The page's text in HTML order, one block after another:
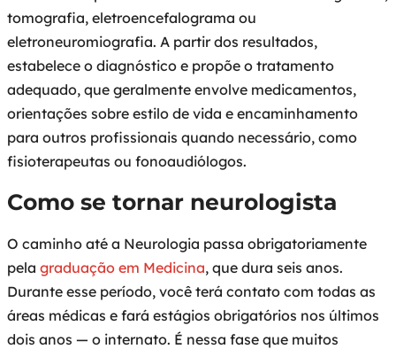
tomografia, eletroencefalograma ou
eletroneuromiografia. A partir dos resultados,
estabelece o diagnóstico e propõe o tratamento
adequado, que geralmente envolve medicamentos,
orientações sobre estilo de vida e encaminhamento
para outros profissionais quando necessário, como
fisioterapeutas ou fonoaudiólogos.
Como se tornar neurologista
O caminho até a Neurologia passa obrigatoriamente
pela graduação em Medicina, que dura seis anos.
Durante esse período, você terá contato com todas as
áreas médicas e fará estágios obrigatórios nos últimos
dois anos — o internato. É nessa fase que muitos